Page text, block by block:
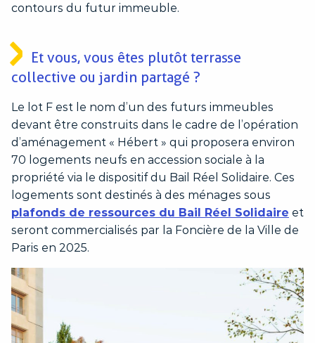
contours du futur immeuble.
Et vous, vous êtes plutôt terrasse
collective ou jardin partagé ?
Le lot F est le nom d’un des futurs immeubles
devant être construits dans le cadre de l’opération
d’aménagement « Hébert » qui proposera environ
70 logements neufs en accession sociale à la
propriété via le dispositif du Bail Réel Solidaire. Ces
logements sont destinés à des ménages sous
plafonds de ressources du Bail Réel Solidaire et
seront commercialisés par la Foncière de la Ville de
Paris en 2025.